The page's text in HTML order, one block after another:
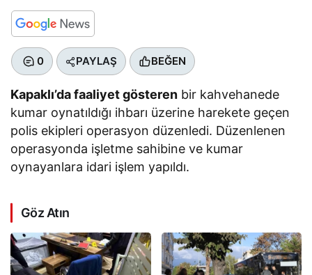
0 PAYLAŞ BEĞEN
Kapaklı’da faaliyet gösteren bir kahvehanede
kumar oynatıldığı ihbarı üzerine harekete geçen
polis ekipleri operasyon düzenledi. Düzenlenen
operasyonda işletme sahibine ve kumar
oynayanlara idari işlem yapıldı.
Göz Atın